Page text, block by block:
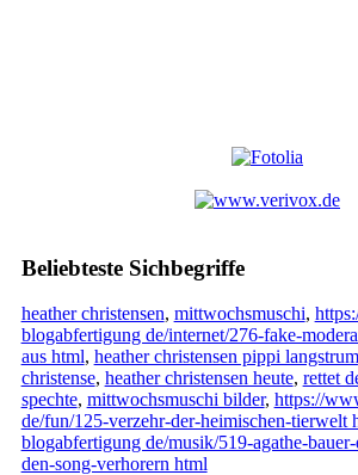
Beliebteste Sichbegriffe
heather christensen, mittwochsmuschi,
blogabfertigung de/internet/276-fake-
aus html, heather christensen pippi
christense, heather christensen heute, rettet
spechte, mittwochsmuschi bilder, https://
de/fun/125-verzehr-der-heimischen-tierwelt
blogabfertigung de/musik/519-agathe-
den-song-verhorern html